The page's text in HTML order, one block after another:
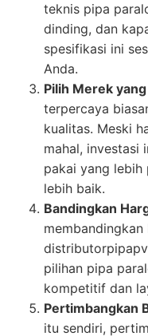
teknis pipa
dinding, dan
spesifikasi ini
Anda.
Pilih Merek
terpercaya
kualitas. Meski
mahal, investasi
pakai yang lebih
lebih baik.
Bandingkan
pilihan pipa
kompetitif dan
Pertimbangkan
itu sendiri,